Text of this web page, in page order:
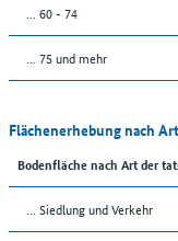
... 60 - 74
... 75 und mehr
Flächenerhebung nach
Bodenfläche nach Art der
… Siedlung und Verkehr